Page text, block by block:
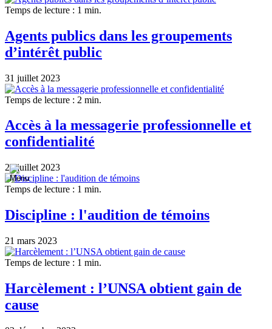
Temps de lecture : 1 min.
Agents publics dans les groupements
d’intérêt public
31 juillet 2023
Temps de lecture : 2 min.
Accès à la messagerie professionnelle et
confidentialité
25 juillet 2023
Temps de lecture : 1 min.
Discipline : l'audition de témoins
21 mars 2023
Temps de lecture : 1 min.
Harcèlement : l’UNSA obtient gain de
cause